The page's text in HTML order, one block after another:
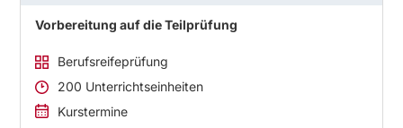
Vorbereitung auf die Teilprüfung
Berufsreifeprüfung
200 Unterrichtseinheiten
Kurstermine